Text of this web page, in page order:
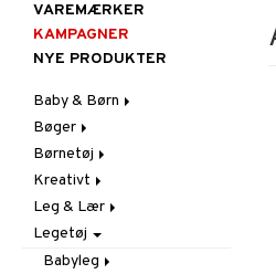
VAREMÆRKER
KAMPAGNER
NYE PRODUKTER
Baby & Børn
Aktivitet
Babygym
Bid & Rangler
Skråstole
Sutteklude
Uroer
Badekåber & Håndklæder
Barnevogn-tilbehør
Fest
Tilbehør
Udklædning
Gravid/Mor
Graviditet & amning
Indretning
Bøger
Dagbøger
Kreative bøger
Malebøger
Børnetøj
Accessories
Kasketter & Solhatte
Badetøj & UV-tøj
Kjoler
Nattøj
Kreativt
Klistermærker
Kreativt materiale
Kreativt Sæt
Leg & Lær
Eksperimenter
Indlæringsspil
Legetøj
Babyleg